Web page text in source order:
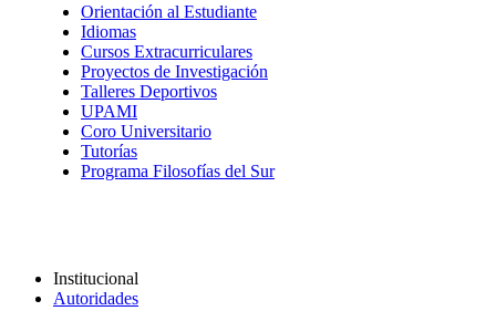
Orientación al Estudiante
Idiomas
Cursos Extracurriculares
Proyectos de Investigación
Talleres Deportivos
UPAMI
Coro Universitario
Tutorías
Programa Filosofías del Sur
Institucional
Autoridades